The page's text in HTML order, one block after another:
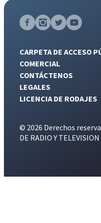
CARPETA DE ACCESO
COMERCIAL
CONTÁCTENOS
LEGALES
LICENCIA DE RODAJES
© 2026 Derechos
DE RADIO Y